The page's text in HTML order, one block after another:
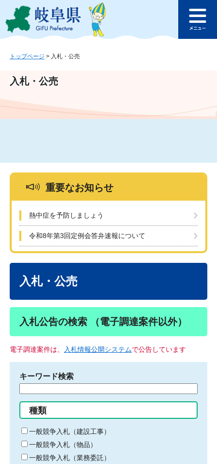
ジ
ュ
文
このページの本文へ
ュ
トップページ > 入札・公売
入札・公売
重要なお知らせ
熱中症を予防しましょう
令和8年第3回定例会答弁速報について
入札・公売
入札公告の検索 （電子調達案件以外）
電子調達案件は、 入札情報公開システムで公告しています
キーワード検索
る
キ
ー
ワ
ー
種類
一般競争入札（建設工事）
一般競争入札（物品）
一般競争入札（業務委託）